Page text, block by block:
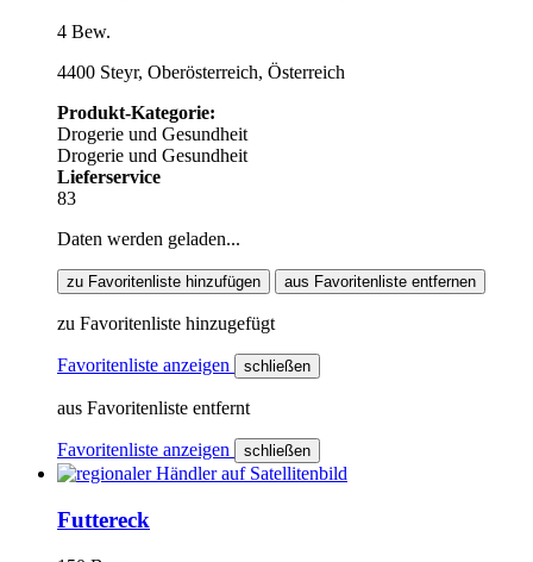
4 Bew.
4400 Steyr, Oberösterreich, Österreich
Produkt-Kategorie:
Drogerie und Gesundheit
Drogerie und Gesundheit
Lieferservice
83
Daten werden geladen...
zu Favoritenliste hinzufügen aus Favoritenliste entfernen
zu Favoritenliste hinzugefügt
Favoritenliste anzeigen schließen
aus Favoritenliste entfernt
Favoritenliste anzeigen schließen
Futtereck